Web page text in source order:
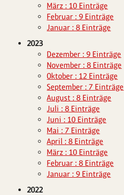
März : 10 Einträge
Februar : 9 Einträge
Januar : 8 Einträge
2023
Dezember : 9 Einträge
November : 8 Einträge
Oktober : 12 Einträge
September : 7 Einträge
August : 8 Einträge
Juli : 8 Einträge
Juni : 10 Einträge
Mai : 7 Einträge
April : 8 Einträge
März : 10 Einträge
Februar : 8 Einträge
Januar : 9 Einträge
2022